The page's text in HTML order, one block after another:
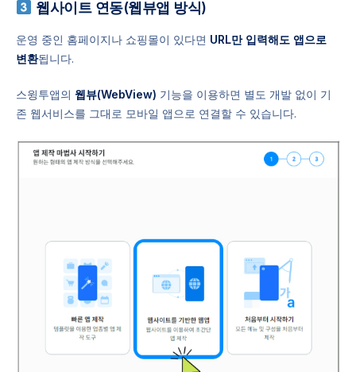
웹사이트 연동(웹뷰앱 방식)
운영 중인 홈페이지나 쇼핑몰이 있다면 URL만 입력해도 앱으로
변환됩니다.
스윙투앱의 웹뷰(WebView) 기능을 이용하면 별도 개발 없이 기
존 웹서비스를 그대로 모바일 앱으로 연결할 수 있습니다.